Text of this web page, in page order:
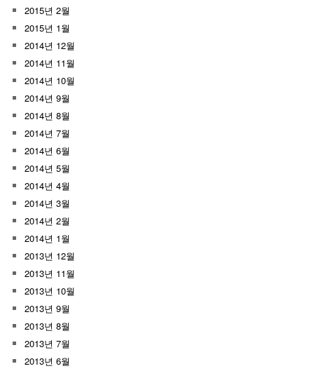
2015년 2월
2015년 1월
2014년 12월
2014년 11월
2014년 10월
2014년 9월
2014년 8월
2014년 7월
2014년 6월
2014년 5월
2014년 4월
2014년 3월
2014년 2월
2014년 1월
2013년 12월
2013년 11월
2013년 10월
2013년 9월
2013년 8월
2013년 7월
2013년 6월